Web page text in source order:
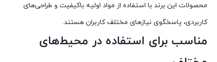
محصولات این برند با استفاده از مواد اولیه باکیفیت و طراحی‌های
کاربردی، پاسخگوی نیازهای مختلفکاربران هستند.
مناسب برای استفاده در محیط‌های